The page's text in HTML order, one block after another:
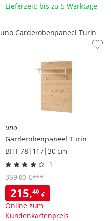
Lieferzeit: bis zu 5 Werktage
uno
Garderobenpaneel Turin
BHT 78|117|30 cm
1
215,40 €
Online zum
Kundenkartenpreis
359,00 €***
uno Garderobenpaneel Turin